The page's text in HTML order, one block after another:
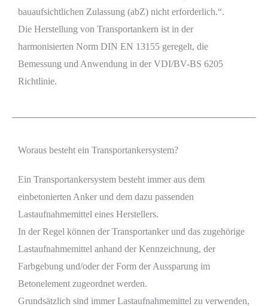
bauaufsichtlichen Zulassung (abZ) nicht erforderlich.“.
Die Herstellung von Transportankern ist in der
harmonisierten Norm DIN EN 13155 geregelt, die
Bemessung und Anwendung in der VDI/BV-BS 6205
Richtlinie.
Woraus besteht ein Transportankersystem?
Ein Transportankersystem besteht immer aus dem
einbetonierten Anker und dem dazu passenden
Lastaufnahmemittel eines Herstellers.
In der Regel können der Transportanker und das zugehörige
Lastaufnahmemittel anhand der Kennzeichnung, der
Farbgebung und/oder der Form der Aussparung im
Betonelement zugeordnet werden.
Grundsätzlich sind immer Lastaufnahmemittel zu verwenden,